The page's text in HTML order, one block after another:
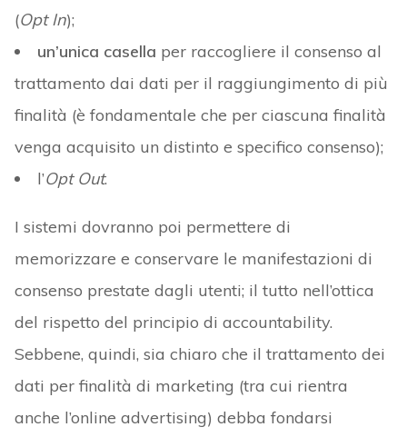
(Opt In);
un’unica casella per raccogliere il consenso al
trattamento dai dati per il raggiungimento di più
finalità (è fondamentale che per ciascuna finalità
venga acquisito un distinto e specifico consenso);
l’Opt Out.
I sistemi dovranno poi permettere di
memorizzare e conservare le manifestazioni di
consenso prestate dagli utenti; il tutto nell’ottica
del rispetto del principio di accountability.
Sebbene, quindi, sia chiaro che il trattamento dei
dati per finalità di marketing (tra cui rientra
anche l’online advertising) debba fondarsi